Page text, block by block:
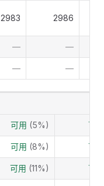
2983 2986
— —
— —
可用 (5%) 可
可用 (8%) 可
可用 (11%) 可